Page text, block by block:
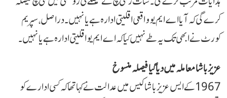
کرے گی کہ آیا اے ایم یو واقعی اقلیتی ادارہ ہے یا نہیں۔ دراصل، سپریم
کورٹ نے ابھی تک یہ طے نہیں کیا کہ اے ایم یو اقلیتی ادارہ ہے یا نہیں۔
عزیز باشا معاملہ میں دیا گیا فیصلہ منسوخ
1967 کے ایس عزیز باشا کیس میں عدالت نے کہا تھا کہ کسی ادارے کو